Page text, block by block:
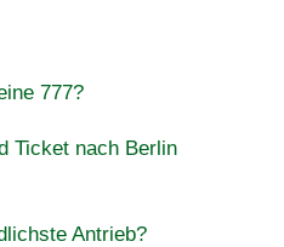
777?
Ticket nach Berlin
Antrieb?